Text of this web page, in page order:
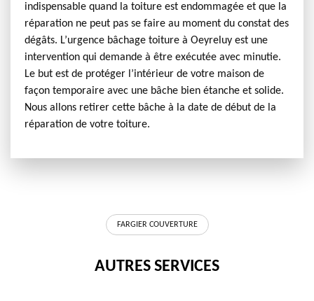
indispensable quand la toiture est endommagée et que la
réparation ne peut pas se faire au moment du constat des
dégâts. L’urgence bâchage toiture à Oeyreluy est une
intervention qui demande à être exécutée avec minutie.
Le but est de protéger l’intérieur de votre maison de
façon temporaire avec une bâche bien étanche et solide.
Nous allons retirer cette bâche à la date de début de la
réparation de votre toiture.
FARGIER COUVERTURE
AUTRES SERVICES